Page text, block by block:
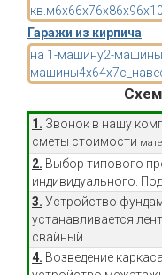
кв.м6x66x76x86x96x10
Гаражи из кирпича
на 1-машину2-машины
машины4x64x7
1. Звонок в нашу
сметы стоимости
2. Выбор типового
индивидуального.
3. Устройство
устанавливается
свайный.
4. Возведение